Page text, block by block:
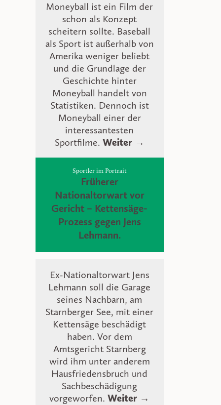
Moneyball ist ein Film der
schon als Konzept
scheitern sollte. Baseball
als Sport ist außerhalb von
Amerika weniger beliebt
und die Grundlage der
Geschichte hinter
Moneyball handelt von
Statistiken. Dennoch ist
Moneyball einer der
interessantesten
Sportfilme. Weiter →
Sportler im Portrait
Früherer
Nationaltorwart vor
Gericht – Kettensäge-
Prozess gegen Jens
Lehmann.
Ex-Nationaltorwart Jens
Lehmann soll die Garage
seines Nachbarn, am
Starnberger See, mit einer
Kettensäge beschädigt
haben. Vor dem
Amtsgericht Starnberg
wird ihm unter anderem
Hausfriedensbruch und
Sachbeschädigung
vorgeworfen. Weiter →